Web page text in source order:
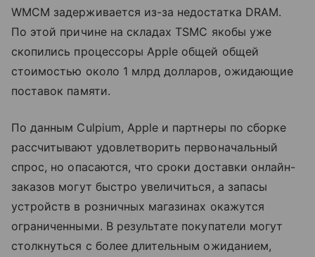
WMCM задерживается из-за недостатка DRAM.
По этой причине на складах TSMC якобы уже
скопились процессоры Apple общей общей
стоимостью около 1 млрд долларов, ожидающие
поставок памяти.
По данным Culpium, Apple и партнеры по сборке
рассчитывают удовлетворить первоначальный
спрос, но опасаются, что сроки доставки онлайн-
заказов могут быстро увеличиться, а запасы
устройств в розничных магазинах окажутся
ограниченными. В результате покупатели могут
столкнуться с более длительным ожиданием,